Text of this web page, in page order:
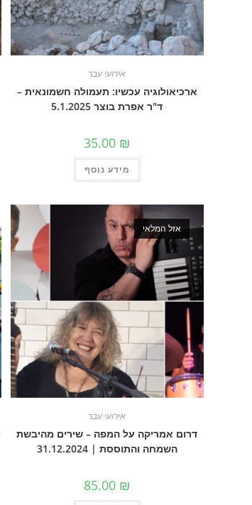
אירועי עבר
ארכיאולוגיה עכשיו: תעמולה חשמונאית –
ד"ר אפרת בוצר 5.1.2025
35.00 ₪
מידע נוסף
אזל המלאי
אירועי עבר
דרום אמריקה על המפה – שירים מהיבשת
השמחה והתוססת | 31.12.2024
85.00 ₪